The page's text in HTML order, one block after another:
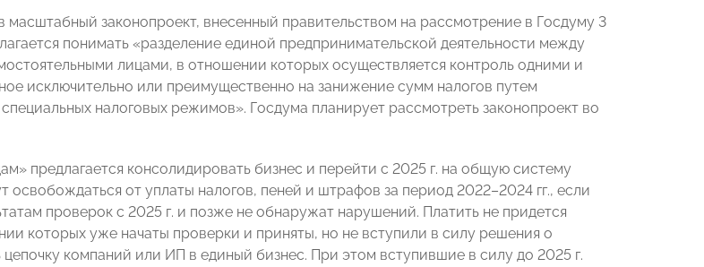
законопроект, внесенный правительством на рассмотрение в Госдуму 3
понимать «разделение единой предпринимательской деятельности между
лицами, в отношении которых осуществляется контроль одними и
исключительно или преимущественно на занижение сумм налогов путем
налоговых режимов». Госдума планирует рассмотреть законопроект во
предлагается консолидировать бизнес и перейти с 2025 г. на общую систему
освобождаться от уплаты налогов, пеней и штрафов за период 2022–2024 гг., если
проверок с 2025 г. и позже не обнаружат нарушений. Платить не придется
которых уже начаты проверки и приняты, но не вступили в силу решения о
компаний или ИП в единый бизнес. При этом вступившие в силу до 2025 г.